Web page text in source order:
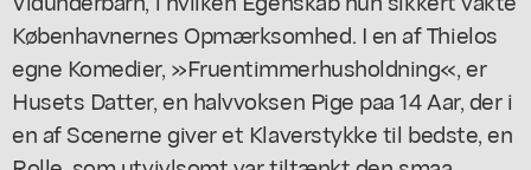
Københavnernes Opmærksomhed. I en af Thielos
egne Komedier, »Fruentimmerhusholdning«, er
Husets Datter, en halvvoksen Pige paa 14 Aar, der i
en af Scenerne giver et Klaverstykke til bedste, en